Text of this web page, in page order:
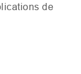
de